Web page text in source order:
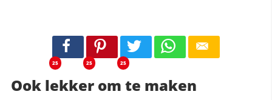
25 25 25
Ook lekker om te maken